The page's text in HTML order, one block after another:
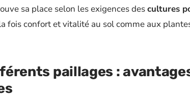
sa place selon les exigences descultures
fois confort et vitalité au sol comme aux
paillages :